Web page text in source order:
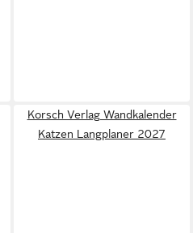
Korsch Verlag Wandkalender
Katzen Langplaner 2027